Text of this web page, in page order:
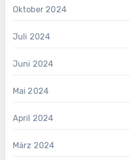
Oktober 2024
Juli 2024
Juni 2024
Mai 2024
April 2024
März 2024